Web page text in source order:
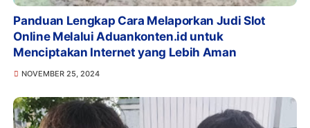
Panduan Lengkap Cara Melaporkan Judi Slot
Online Melalui Aduankonten.id untuk
Menciptakan Internet yang Lebih Aman
NOVEMBER 25, 2024